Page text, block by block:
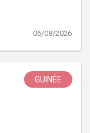
06/08/2026
GUINÉE